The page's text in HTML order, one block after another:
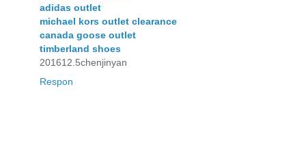
adidas outlet
michael kors outlet clearance
canada goose outlet
timberland shoes
201612.5chenjinyan
Respon